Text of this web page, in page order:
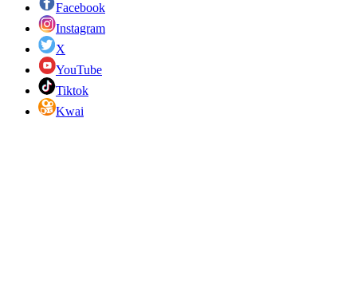
Facebook
Instagram
X
YouTube
Tiktok
Kwai